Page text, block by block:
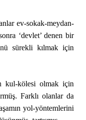
ev-sokak-meydan-
‘devlet’ denen bir
sürekli kılmak için
kul-kölesi olmak için
Farklı olanlar da
yol-yöntemlerini